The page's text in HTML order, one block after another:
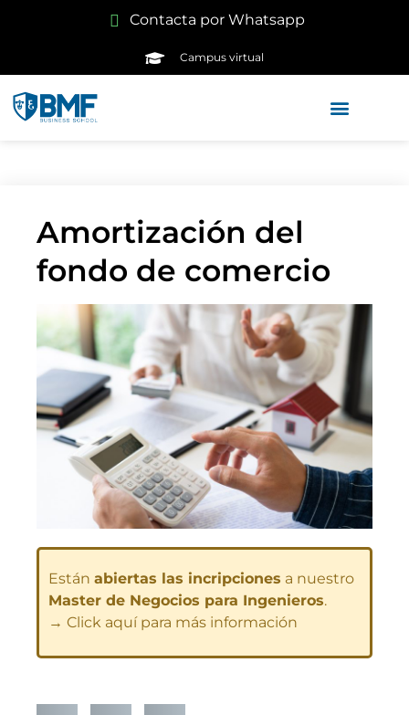
Contacta por Whatsapp
Campus virtual
Amortización del
fondo de comercio
Están abiertas las incripciones a nuestro
Master de Negocios para Ingenieros.
→ Click aquí para más información